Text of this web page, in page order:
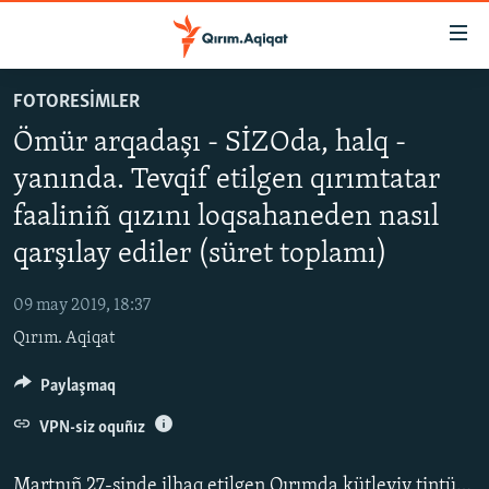
mündericege
qaytmaq
Baş
navigatsiyağa
qaytmaq
Qıdıruvğa
SİYASET
İQTİSADİYAT
CEMİYET
MEDENİYET
İNSAN AQLARI
VİDEO
SÜRET
BLOGLAR
FOTORESİMLER
Ömür arqadaşı - SİZOda, halq -
yanında. Tevqif etilgen qırımtatar
faaliniñ qızını loqsahaneden nasıl
qarşılay ediler (süret toplamı)
09 may 2019, 18:37
Qırım. Aqiqat
Paylaşmaq
VPN-siz oquñız